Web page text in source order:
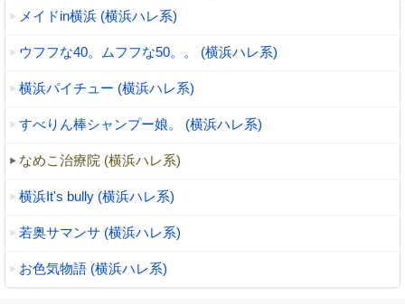
メイドin横浜 (横浜ハレ系)
ウフフな40。ムフフな50。。 (横浜ハレ系)
横浜パイチュー (横浜ハレ系)
すべりん棒シャンプー娘。 (横浜ハレ系)
なめこ治療院 (横浜ハレ系)
横浜It's bully (横浜ハレ系)
若奥サマンサ (横浜ハレ系)
お色気物語 (横浜ハレ系)